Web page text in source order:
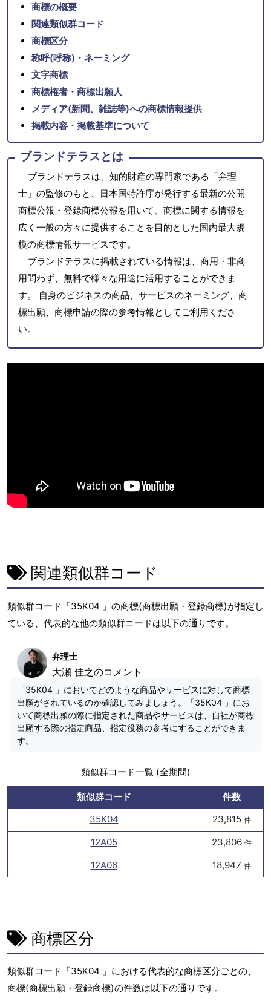
商標の概要
関連類似群コード
商標区分
称呼(呼称)・ネーミング
文字商標
商標権者・商標出願人
メディア(新聞、雑誌等)への商標情報提供
掲載内容・掲載基準について
ブランドテラスとは
ブランドテラスは、知的財産の専門家である「弁理
士」の監修のもと、日本国特許庁が発行する最新の公開
商標公報・登録商標公報を用いて、商標に関する情報を
広く一般の方々に提供することを目的とした国内最大規
模の商標情報サービスです。
ブランドテラスに掲載されている情報は、商用・非商
用問わず、無料で様々な用途に活用することができま
す。 自身のビジネスの商品、サービスのネーミング、商
標出願、商標申請の際の参考情報としてご利用くださ
い。
関連類似群コード
類似群コード「35K04 」の商標(商標出願・登録商標)が指定し
ている、代表的な他の類似群コードは以下の通りです。
弁理士
大瀬 佳之のコメント
「35K04 」においてどのような商品やサービスに対して商標
出願がされているのか確認してみましょう。「35K04 」にお
いて商標出願の際に指定された商品やサービスは、自社が商標
出願する際の指定商品、指定役務の参考にすることができま
す。
類似群コード一覧 (全期間)
類似群コード
件数
35K04
23,815 件
12A05 23,806 件
12A06 18,947 件
商標区分
類似群コード「35K04 」における代表的な商標区分ごとの、
商標(商標出願・登録商標)の件数は以下の通りです。